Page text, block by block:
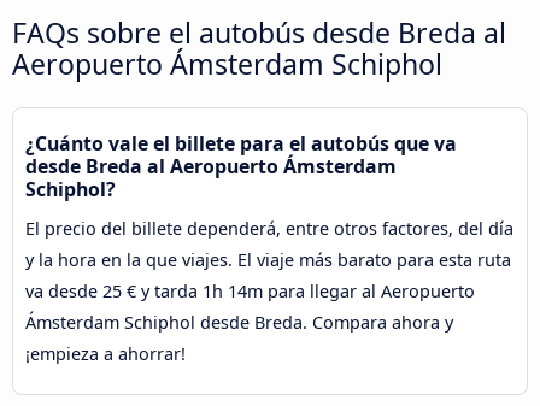
FAQs sobre el autobús desde Breda al
Aeropuerto Ámsterdam Schiphol
¿Cuánto vale el billete para el autobús que va
desde Breda al Aeropuerto Ámsterdam
Schiphol?
El precio del billete dependerá, entre otros factores, del día
y la hora en la que viajes. El viaje más barato para esta ruta
va desde 25 € y tarda 1h 14m para llegar al Aeropuerto
Ámsterdam Schiphol desde Breda. Compara ahora y
¡empieza a ahorrar!